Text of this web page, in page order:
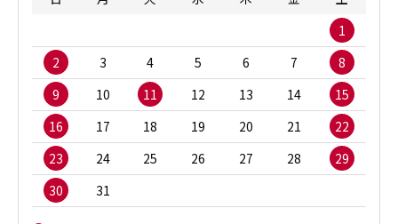
1
2
3 4 5 6 7
8
9
10 11 12 13 14
15
16
17 18 19 20 21
22
23
24 25 26 27 28
29
30
31